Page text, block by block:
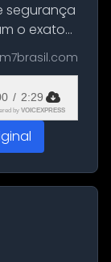
segurança
o exato
da
O crime
/ 2:29
by VOICEXPRESS